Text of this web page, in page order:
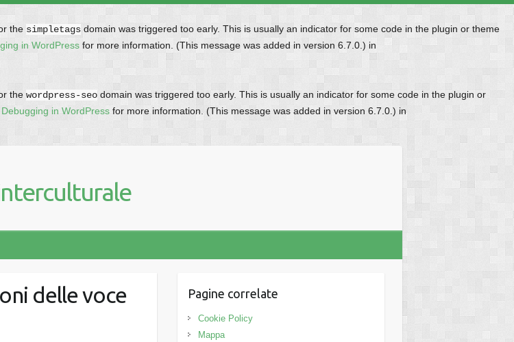
the simpletags domain was triggered too early. This is usually an indicator for some code in the plugin or theme
in WordPress for more information. (This message was added in version 6.7.0.) in
the wordpress-seo domain was triggered too early. This is usually an indicator for some code in the plugin or
Debugging in WordPress for more information. (This message was added in version 6.7.0.) in
delle voce
Pagine correlate
Cookie Policy
Mappa